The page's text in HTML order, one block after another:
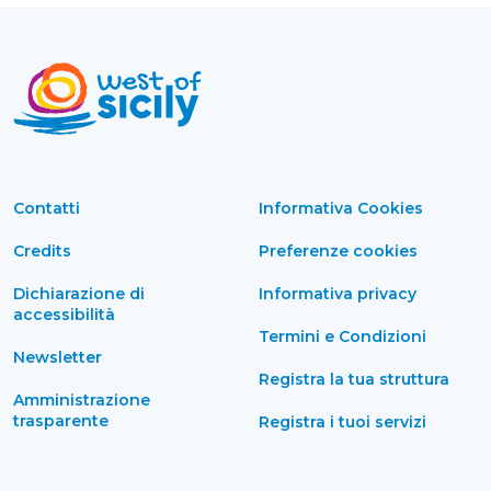
Contatti
Credits
Dichiarazione di
accessibilità
Newsletter
Amministrazione
trasparente
Informativa Cookies
Preferenze cookies
Informativa privacy
Termini e Condizioni
Registra la tua struttura
Registra i tuoi servizi